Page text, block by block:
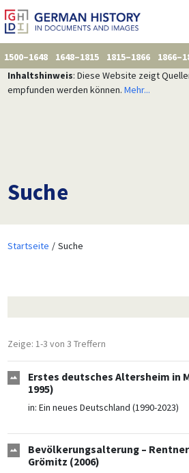
1500–1648 1648–1815 1815–1866
Inhaltshinweis: Diese Website zeigt
empfunden werden können. Mehr...
Suche
Startseite Suche
Zeige: 1-3 von 3 Treffern
Erstes deutsches Altersheim in
1995)
in: Ein neues Deutschland (1990-2023)
Bevölkerungsalterung –
Grömitz (2006)